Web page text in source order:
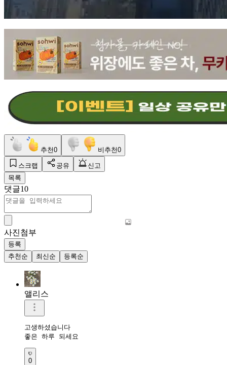
추천0 비추천0
스크랩 공유
신고
목록
댓글10
사진첨부
등록
추천순
최신순 등록순
앨리스
고생하셨습니다
좋은 하루 되세요
0